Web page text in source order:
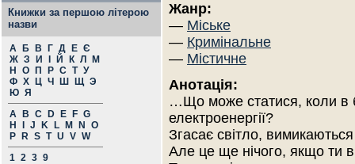
Книжки за першою літерою
назви
А Б В Г Д Е Є
Ж З И Й К Л
М
Н
О П Р С Т У
Ф Х Ц Ч Ш Щ Э
Ю Я
A
B C D E F G
H
J K L M N
O
P
R S T U V W
1 2 3 9
Жанр:
— Міське
— Кримінальне
— Містичне
Анотація:
…Що може статися, коли в
електроенергії?
Згасає світло,
Але це ще нічого, якщо ти